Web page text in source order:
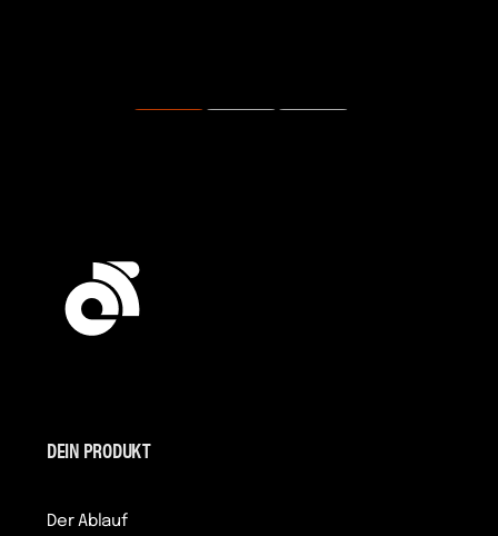
DEIN PRODUKT
Der Ablauf